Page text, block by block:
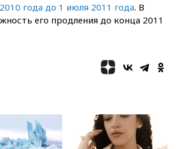
увеличить производство
00:33 CNBC: Burger King вышел
Bloomberg: США
хотят испытать ПРО «Золотой
у России есть право провести
ЧЕ по водным видам спорта в
2028 году
года до 1 июля 2011 года. В
его продления до конца 2011